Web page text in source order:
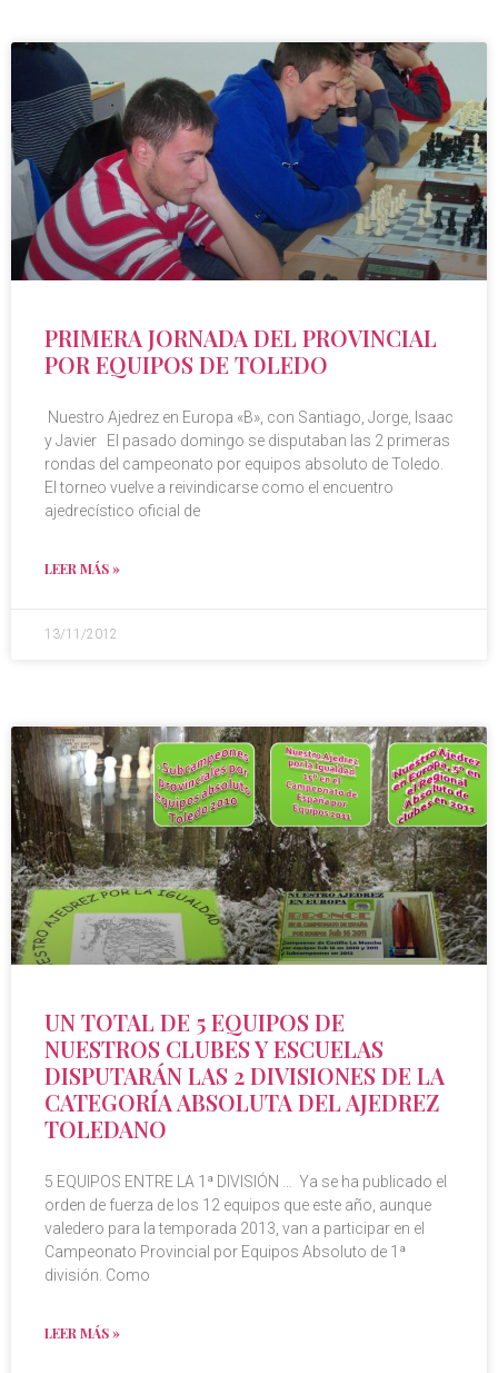
PRIMERA JORNADA DEL PROVINCIAL
POR EQUIPOS DE TOLEDO
Nuestro Ajedrez en Europa «B», con Santiago, Jorge, Isaac
y Javier El pasado domingo se disputaban las 2 primeras
rondas del campeonato por equipos absoluto de Toledo.
El torneo vuelve a reivindicarse como el encuentro
ajedrecístico oficial de
LEER MÁS »
13/11/2012
UN TOTAL DE 5 EQUIPOS DE
NUESTROS CLUBES Y ESCUELAS
DISPUTARÁN LAS 2 DIVISIONES DE LA
CATEGORÍA ABSOLUTA DEL AJEDREZ
TOLEDANO
5 EQUIPOS ENTRE LA 1ª DIVISIÓN … Ya se ha publicado el
orden de fuerza de los 12 equipos que este año, aunque
valedero para la temporada 2013, van a participar en el
Campeonato Provincial por Equipos Absoluto de 1ª
división. Como
LEER MÁS »